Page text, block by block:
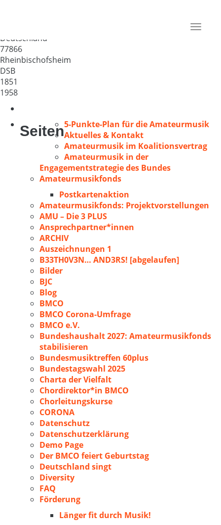
Toggle
Deutschland
77866
Rheinbischofsheim
DSB
1851
1958
Seiten5-Punkte-Plan für die Amateurmusik
Aktuelles & Kontakt
Amateurmusik im Koalitionsvertrag
Amateurmusik in der
Engagementstrategie des Bundes
Amateurmusikfonds
Postkartenaktion
Amateurmusikfonds: Projektvorstellungen
AMU – Die 3 PLUS
Ansprechpartner*innen
ARCHIV
Auszeichnungen 1
B33TH0V3N… AND3RS! [abgelaufen]
Bilder
BJC
Blog
BMCO
BMCO Corona-Umfrage
BMCO e.V.
Bundeshaushalt 2027: Amateurmusikfonds
stabilisieren
Bundesmusiktreffen 60plus
Bundestagswahl 2025
Charta der Vielfalt
Chordirektor*in BMCO
Chorleitungskurse
CORONA
Datenschutz
Datenschutzerklärung
Demo Page
Der BMCO feiert Geburtstag
Deutschland singt
Diversity
FAQ
Förderung
Länger fit durch Musik!